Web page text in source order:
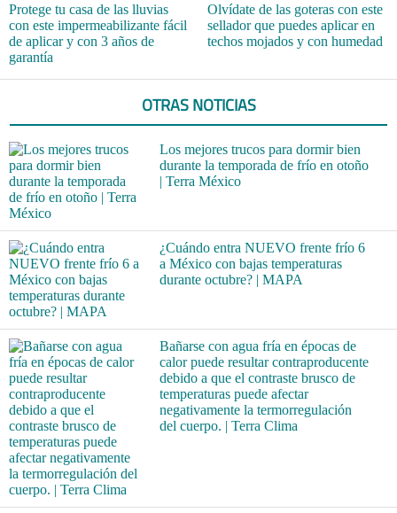
Protege tu casa de las lluvias
con este impermeabilizante fácil
de aplicar y con 3 años de
garantía
Olvídate de las goteras con este
sellador que puedes aplicar en
techos mojados y con humedad
OTRAS NOTICIAS
Los mejores trucos para dormir bien
durante la temporada de frío en otoño
| Terra México
¿Cuándo entra NUEVO frente frío 6
a México con bajas temperaturas
durante octubre? | MAPA
Bañarse con agua fría en épocas de
calor puede resultar contraproducente
debido a que el contraste brusco de
temperaturas puede afectar
negativamente la termorregulación
del cuerpo. | Terra Clima